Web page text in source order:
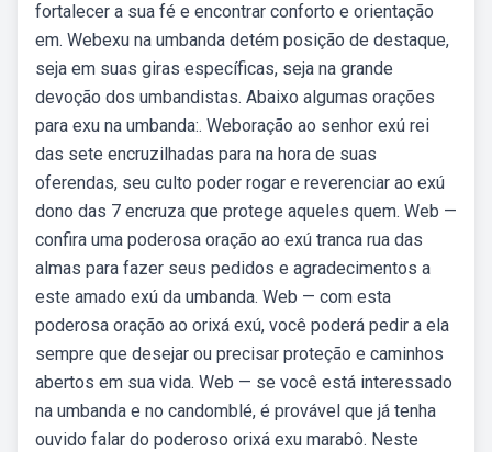
fortalecer a sua fé e encontrar conforto e orientação
em. Webexu na umbanda detém posição de destaque,
seja em suas giras específicas, seja na grande
devoção dos umbandistas. Abaixo algumas orações
para exu na umbanda:. Weboração ao senhor exú rei
das sete encruzilhadas para na hora de suas
oferendas, seu culto poder rogar e reverenciar ao exú
dono das 7 encruza que protege aqueles quem. Web —
confira uma poderosa oração ao exú tranca rua das
almas para fazer seus pedidos e agradecimentos a
este amado exú da umbanda. Web — com esta
poderosa oração ao orixá exú, você poderá pedir a ela
sempre que desejar ou precisar proteção e caminhos
abertos em sua vida. Web — se você está interessado
na umbanda e no candomblé, é provável que já tenha
ouvido falar do poderoso orixá exu marabô. Neste